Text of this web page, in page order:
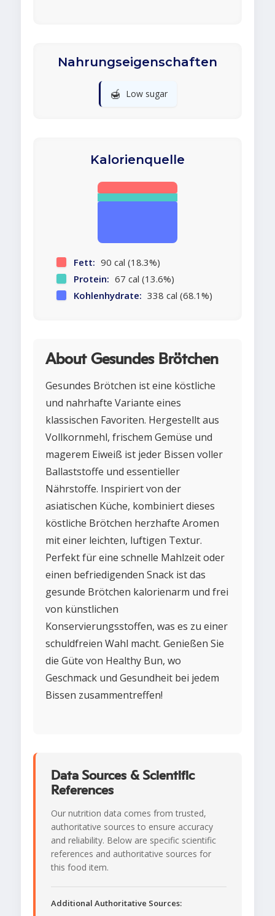
Nahrungseigenschaften
🍯 Low sugar
Kalorienquelle
Fett: 90 cal (18.3%)
Protein: 67 cal (13.6%)
Kohlenhydrate: 338 cal (68.1%)
About Gesundes Brötchen
Gesundes Brötchen ist eine köstliche
und nahrhafte Variante eines
klassischen Favoriten. Hergestellt aus
Vollkornmehl, frischem Gemüse und
magerem Eiweiß ist jeder Bissen voller
Ballaststoffe und essentieller
Nährstoffe. Inspiriert von der
asiatischen Küche, kombiniert dieses
köstliche Brötchen herzhafte Aromen
mit einer leichten, luftigen Textur.
Perfekt für eine schnelle Mahlzeit oder
einen befriedigenden Snack ist das
gesunde Brötchen kalorienarm und frei
von künstlichen
Konservierungsstoffen, was es zu einer
schuldfreien Wahl macht. Genießen Sie
die Güte von Healthy Bun, wo
Geschmack und Gesundheit bei jedem
Bissen zusammentreffen!
Data Sources & Scientific
References
Our nutrition data comes from trusted,
authoritative sources to ensure accuracy
and reliability. Below are specific scientific
references and authoritative sources for
this food item.
Additional Authoritative Sources: